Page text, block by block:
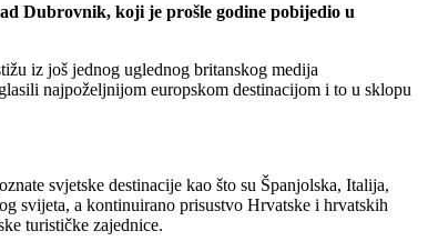
Dubrovnik, koji je prošle godine pobijedio u
iz još jednog uglednog britanskog medija
najpoželjnijom europskom destinacijom i to u sklopu
svjetske destinacije kao što su Španjolska, Italija,
svijeta, a kontinuirano prisustvo Hrvatske i hrvatskih
turističke zajednice.